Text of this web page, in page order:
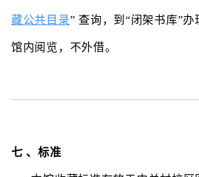
藏公共目录” 查询，到“闭架书库”
馆内阅览，不外借。
七 、标准